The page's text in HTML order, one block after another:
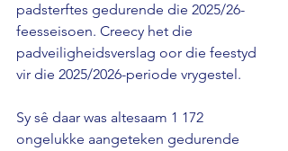
padsterftes gedurende die 2025/26-
feesseisoen. Creecy het die
padveiligheidsverslag oor die feestyd
vir die 2025/2026-periode vrygestel.
Sy sê daar was altesaam 1 172
ongelukke aangeteken gedurende